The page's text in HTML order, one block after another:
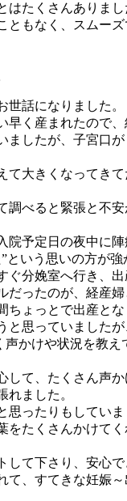
はたくさんありま
ともなく、スムー
話になりました。
早く産まれたので
ましたが、子宮口
て大きくなってき
調べると緊張と不
院予定日の夜中に
という思いの方が
ぐ分娩室へ行き、
だったのが、経産
ちょっとで出産と
と思っていました
声かけや状況を教
して、たくさん声
ました。
思ったりもしてい
をたくさんかけて
して下さり、安心
て、すてきな妊娠